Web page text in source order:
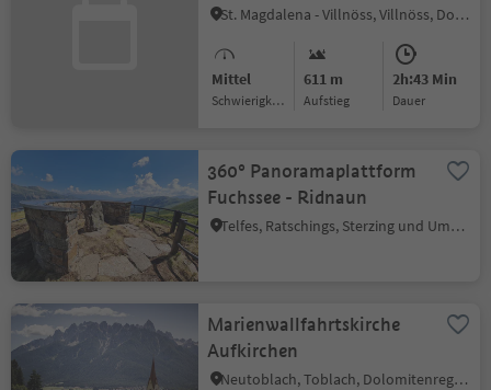
St. Magdalena - Villnöss, Villnöss, Dolomitenregion Lüsen Villnöss
Mittel
Schwierigkeitsgrad
611 m
Aufstieg
2h:43 Min
Dauer
360° Panoramaplattform
Fuchssee - Ridnaun
Telfes, Ratschings, Sterzing und Umgebung
Marienwallfahrtskirche
Aufkirchen
Neutoblach, Toblach, Dolomitenregion 3 Zinnen